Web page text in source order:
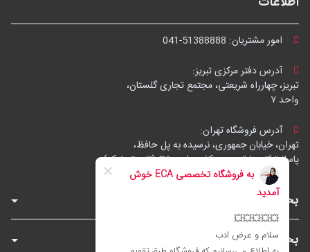
امور مشتریان: 041-51388888
آدرس دفتر مرکزی تبریز:
تبریز، چهارراه شریعتی، مجتمع تجاری گلستان،
واحد ۷
آدرس فروشگاه تهران:
تهران، خیابان جمهوری، نرسیده به پل حافظ،
پاساژ توکل، طبقه زیرهمکف، واحد B6 (تاپ ترونیک)
بخش‌های فروشگاه
بخش‌های سایت